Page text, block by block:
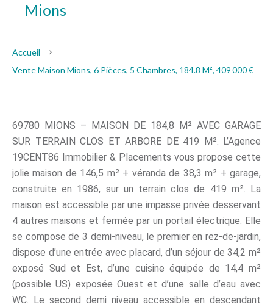
Mions
Accueil
Vente Maison Mions, 6 Pièces, 5 Chambres, 184.8 M², 409 000 €
69780 MIONS – MAISON DE 184,8 M² AVEC GARAGE
SUR TERRAIN CLOS ET ARBORE DE 419 M². L’Agence
19CENT86 Immobilier & Placements vous propose cette
jolie maison de 146,5 m² + véranda de 38,3 m² + garage,
construite en 1986, sur un terrain clos de 419 m². La
maison est accessible par une impasse privée desservant
4 autres maisons et fermée par un portail électrique. Elle
se compose de 3 demi-niveau, le premier en rez-de-jardin,
dispose d’une entrée avec placard, d’un séjour de 34,2 m²
exposé Sud et Est, d’une cuisine équipée de 14,4 m²
(possible US) exposée Ouest et d’une salle d’eau avec
WC. Le second demi niveau accessible en descendant